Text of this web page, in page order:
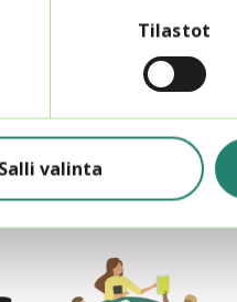
Tilastot
Salli valinta
myös